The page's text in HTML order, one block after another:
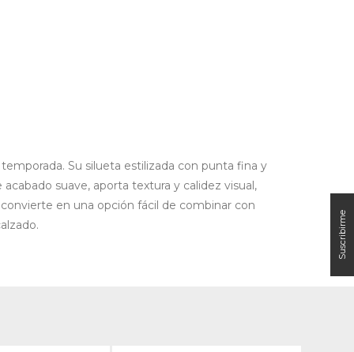
Su silueta estilizada con punta fina y
suave, aporta textura y calidez visual,
en una opción fácil de combinar con